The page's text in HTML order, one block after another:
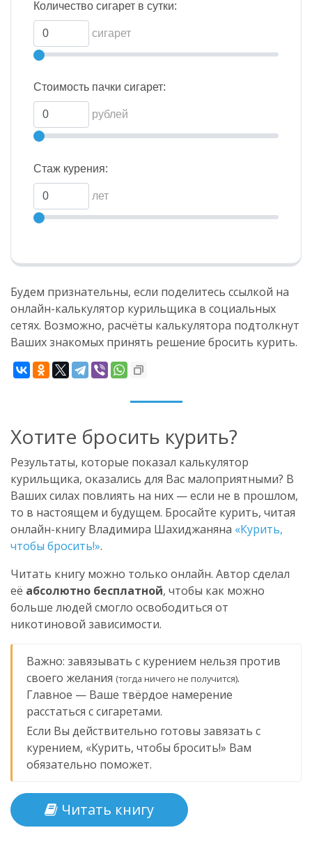
Количество сигарет в сутки:
сигарет
Стоимость пачки сигарет:
рублей
Стаж курения:
лет
Будем признательны, если поделитесь ссылкой на
онлайн-калькулятор курильщика в социальных
сетях. Возможно, расчёты калькулятора подтолкнут
Ваших знакомых принять решение бросить курить.
Хотите бросить курить?
Результаты, которые показал калькулятор
курильщика, оказались для Вас малоприятными? В
Ваших силах повлиять на них — если не в прошлом,
то в настоящем и будущем. Бросайте курить, читая
онлайн-книгу Владимира Шахиджаняна «Курить,
чтобы бросить!».
Читать книгу можно только онлайн. Автор сделал
её абсолютно бесплатной, чтобы как можно
больше людей смогло освободиться от
никотиновой зависимости.
Важно: завязывать с курением нельзя против
своего желания (тогда ничего не получится).
Главное — Ваше твёрдое намерение
расстаться с сигаретами.
Если Вы действительно готовы завязать с
курением, «Курить, чтобы бросить!» Вам
обязательно поможет.
Читать книгу